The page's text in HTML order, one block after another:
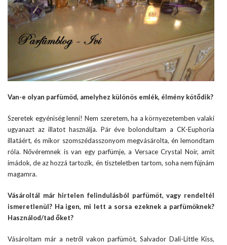
Van-e olyan parfümöd, amelyhez különös emlék, élmény kötődik?
Szeretek egyéniség lenni! Nem szeretem, ha a környezetemben valaki
ugyanazt az illatot használja. Pár éve bolondultam a CK-Euphoria
illatáért, és mikor szomszédasszonyom megvásárolta, én lemondtam
róla. Nővéremnek is van egy parfümje, a Versace Crystal Noir, amit
imádok, de az hozzá tartozik, én tiszteletben tartom, soha nem fújnám
magamra.
Vásároltál már hirtelen felindulásból parfümöt, vagy rendeltél
ismeretlenül? Ha igen, mi lett a sorsa ezeknek a parfümöknek?
Használod/tad őket?
Vásároltam már a netről vakon parfümöt, Salvador Dali-Little Kiss,